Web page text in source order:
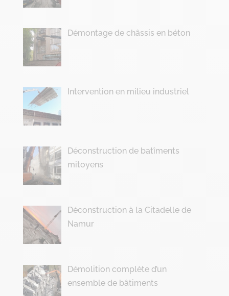
Démontage de châssis en béton
Intervention en milieu industriel
Déconstruction de batîments
mitoyens
Déconstruction à la Citadelle de
Namur
Démolition complète d’un
ensemble de bâtiments